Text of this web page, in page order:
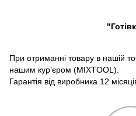
При отриманні товару в нашій
нашим кур’єром (MIXTOOL).
Гарантія від виробника 12